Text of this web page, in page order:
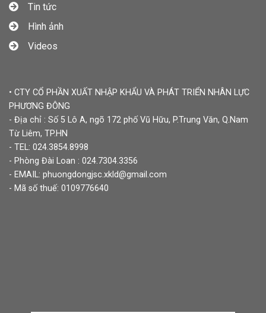
Tin tức
Hình ảnh
Videos
• CTY CỔ PHẦN XUẤT NHẬP KHẨU VÀ PHÁT TRIỂN NHÂN LỰC
PHƯƠNG ĐÔNG
- Địa chỉ : Số 5 Lô A, ngõ 172 phố Vũ Hữu, P.Trung Văn, Q.Nam
Từ Liêm, TP.HN
- TEL: 024.3854.8998
- Phòng Đài Loan : 024.7304.3356
- EMAIL: phuongdongjsc.xkld@gmail.com
- Mã số thuế: 0109776640